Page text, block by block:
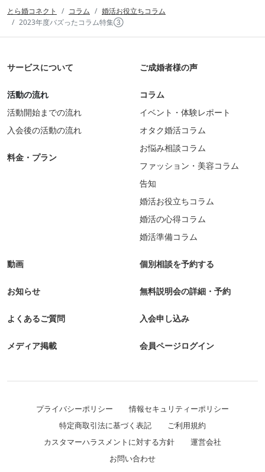
とら婚コネクト コラム
婚活お役立ちコラム
2023年度バズったコラム特集③
サービスについて
活動の流れ
活動開始までの流れ
入会後の活動の流れ
料金・プラン
ご成婚者様の声
コラム
イベント・体験レポート
オタク婚活コラム
お悩み相談コラム
ファッション・美容コラム
告知
婚活お役立ちコラム
婚活の心得コラム
婚活準備コラム
動画
お知らせ
よくあるご質問
メディア掲載
個別相談を予約する
無料説明会の詳細・予約
入会申し込み
会員ページログイン
プライバシーポリシー
情報セキュリティーポリシー
特定商取引法に基づく表記
ご利用規約
カスタマーハラスメントに対する方針
運営会社
お問い合わせ